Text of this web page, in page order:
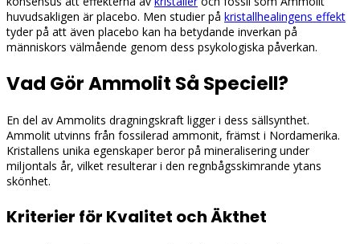
huvudsakligen är placebo. Men studier på kristallhealingens effekt
tyder på att även placebo kan ha betydande inverkan på
människors välmående genom dess psykologiska påverkan.
Vad Gör Ammolit Så Speciell?
En del av Ammolits dragningskraft ligger i dess sällsynthet.
Ammolit utvinns från fossilerad ammonit, främst i Nordamerika.
Kristallens unika egenskaper beror på mineralisering under
miljontals år, vilket resulterar i den regnbågsskimrande ytans
skönhet.
Kriterier för Kvalitet och Äkthet